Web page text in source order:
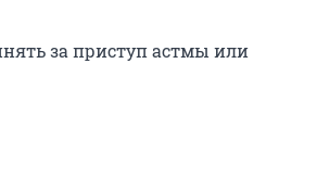
за приступ астмы или